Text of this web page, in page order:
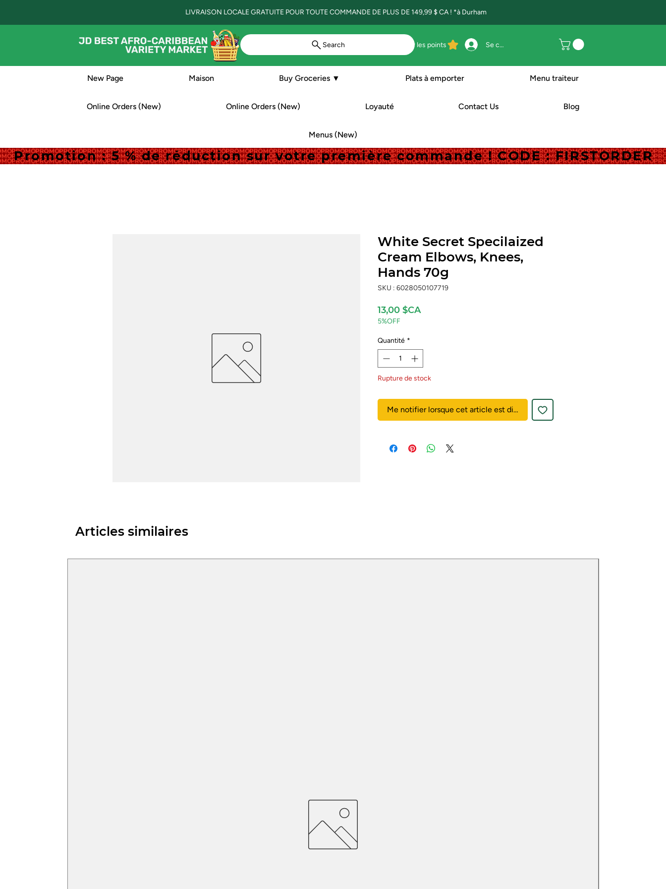
LIVRAISON LOCALE GRATUITE POUR TOUTE COMMANDE DE PLUS DE 149,99 $ CA ! *à Durham
Voir les points Se connecter
Search
New Page Maison Buy Groceries ▼ Plats à emporter Menu traiteur
Online Orders (New) Online Orders (New) Loyauté Contact Us Blog
Menus (New)
Promotion : 5 % de réduction sur votre première commande ! CODE : FIRSTORDER
Promotion : 5 % de réduction sur votre première commande ! CODE : FIRSTORDER
White Secret Specilaized
Cream Elbows, Knees,
Hands 70g
SKU : 6028050107719
13,00 $CAPrix
5%OFF
Quantité *
Rupture de stock
Me notifier lorsque cet article est disponible
Articles similaires